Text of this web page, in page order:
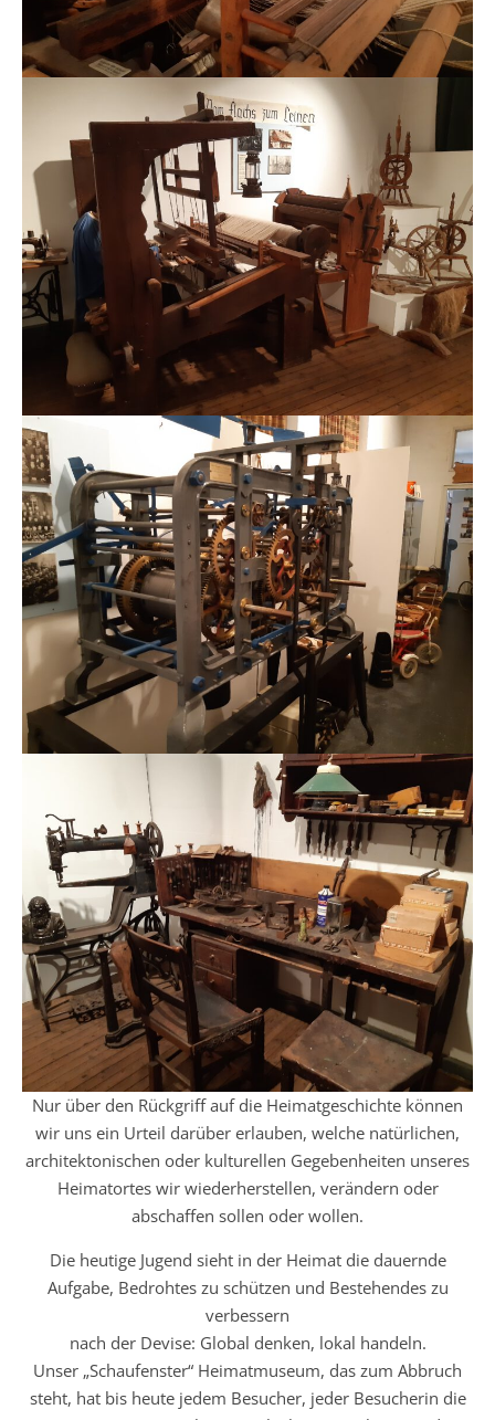
Nur über den Rückgriff auf die Heimatgeschichte können
wir uns ein Urteil darüber erlauben, welche natürlichen,
architektonischen oder kulturellen Gegebenheiten unseres
Heimatortes wir wiederherstellen, verändern oder
abschaffen sollen oder wollen.
Die heutige Jugend sieht in der Heimat die dauernde
Aufgabe, Bedrohtes zu schützen und Bestehendes zu
verbessern
nach der Devise: Global denken, lokal handeln.
Unser „Schaufenster“ Heimatmuseum, das zum Abbruch
steht, hat bis heute jedem Besucher, jeder Besucherin die